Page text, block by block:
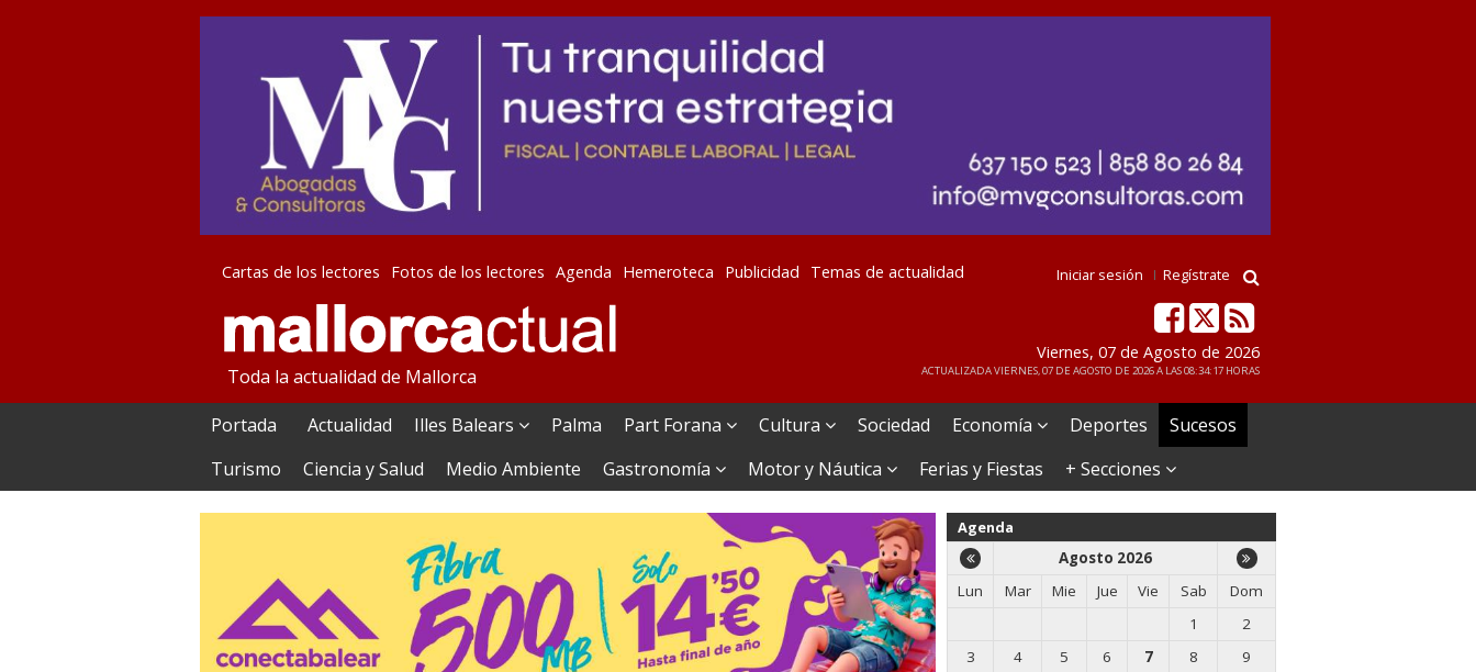
Cartas de los lectores Fotos de los lectores Agenda Hemeroteca Publicidad Temas de actualidad Iniciar sesión Regístrate
Toda la actualidad de Mallorca
Viernes, 07 de Agosto de 2026
ACTUALIZADA VIERNES, 07 DE AGOSTO DE 2026 A LAS 08:34:17 HORAS
Portada Actualidad Illes Balears Palma Part Forana Cultura Sociedad Economía Deportes
Sucesos
Turismo
Ciencia y Salud Medio Ambiente Gastronomía Motor y Náutica Ferias y Fiestas + Secciones
Agenda
Agosto 2026
Lun
Mar Mie Jue Vie Sab
Dom
1
2
3
4 5 6 7 8
9